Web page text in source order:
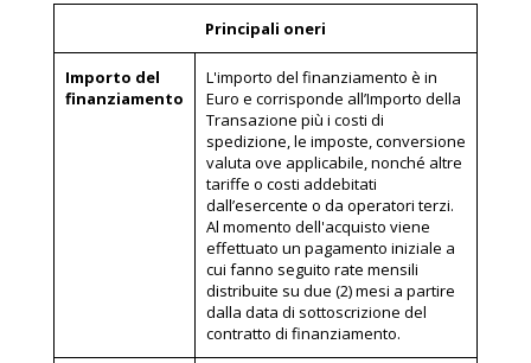
Principali oneri
Importo del
finanziamento
L'importo del finanziamento è in
Euro e corrisponde all’Importo della
Transazione più i costi di
spedizione, le imposte, conversione
valuta ove applicabile, nonché altre
tariffe o costi addebitati
dall’esercente o da operatori terzi.
Al momento dell'acquisto viene
effettuato un pagamento iniziale a
cui fanno seguito rate mensili
distribuite su due (2) mesi a partire
dalla data di sottoscrizione del
contratto di finanziamento.